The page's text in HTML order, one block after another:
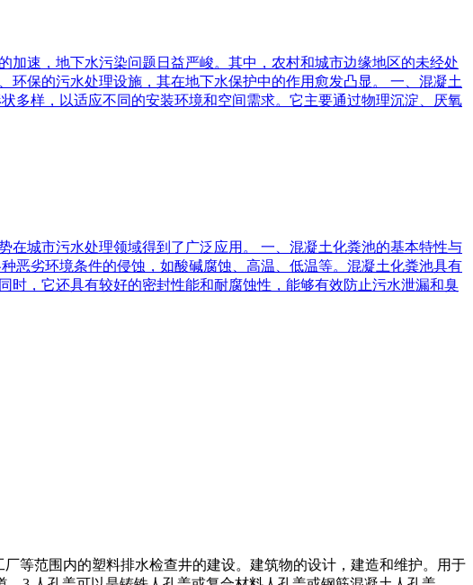
速，地下水污染问题日益严峻。其中，农村和城市边缘地区的未经处
保的污水处理设施，其在地下水保护中的作用愈发凸显。 一、混凝土
多样，以适应不同的安装环境和空间需求。它主要通过物理沉淀、厌氧
城市污水处理领域得到了广泛应用。 一、混凝土化粪池的基本特性与
恶劣环境条件的侵蚀，如酸碱腐蚀、高温、低温等。混凝土化粪池具有
，它还具有较好的密封性能和耐腐蚀性，能够有效防止污水泄漏和臭
等范围内的塑料排水检查井的建设。建筑物的设计，建造和维护。用于